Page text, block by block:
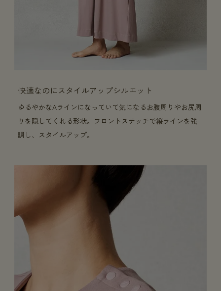
快適なのにスタイルアップシルエット
ゆるやかなAラインになっていて気になるお腹周りやお尻周
りを隠してくれる形状。フロントステッチで縦ラインを強
調し、スタイルアップ。